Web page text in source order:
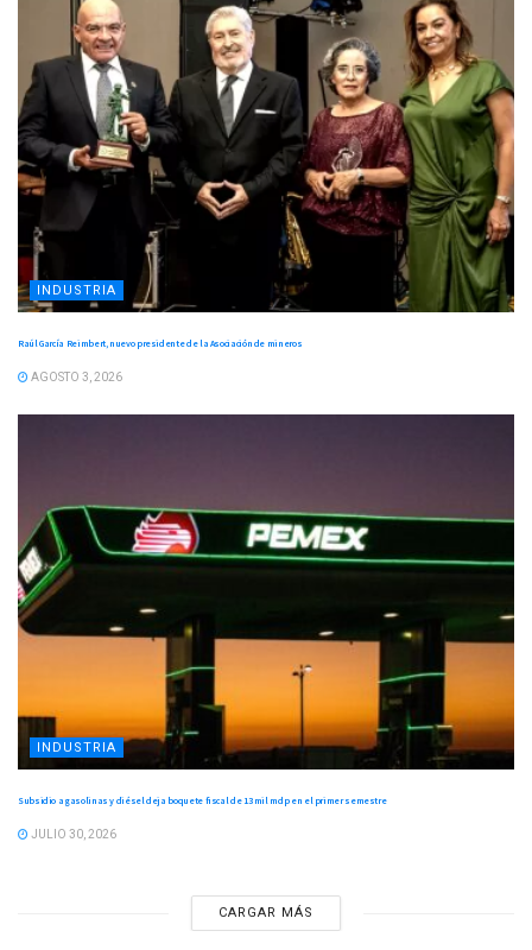
INDUSTRIA
Raúl García Reimbert, nuevo presidente de la Asociación de mineros
AGOSTO 3, 2026
INDUSTRIA
Subsidio a gasolinas y diésel deja boquete fiscal de 13 mil mdp en el primer semestre
JULIO 30, 2026
CARGAR MÁS